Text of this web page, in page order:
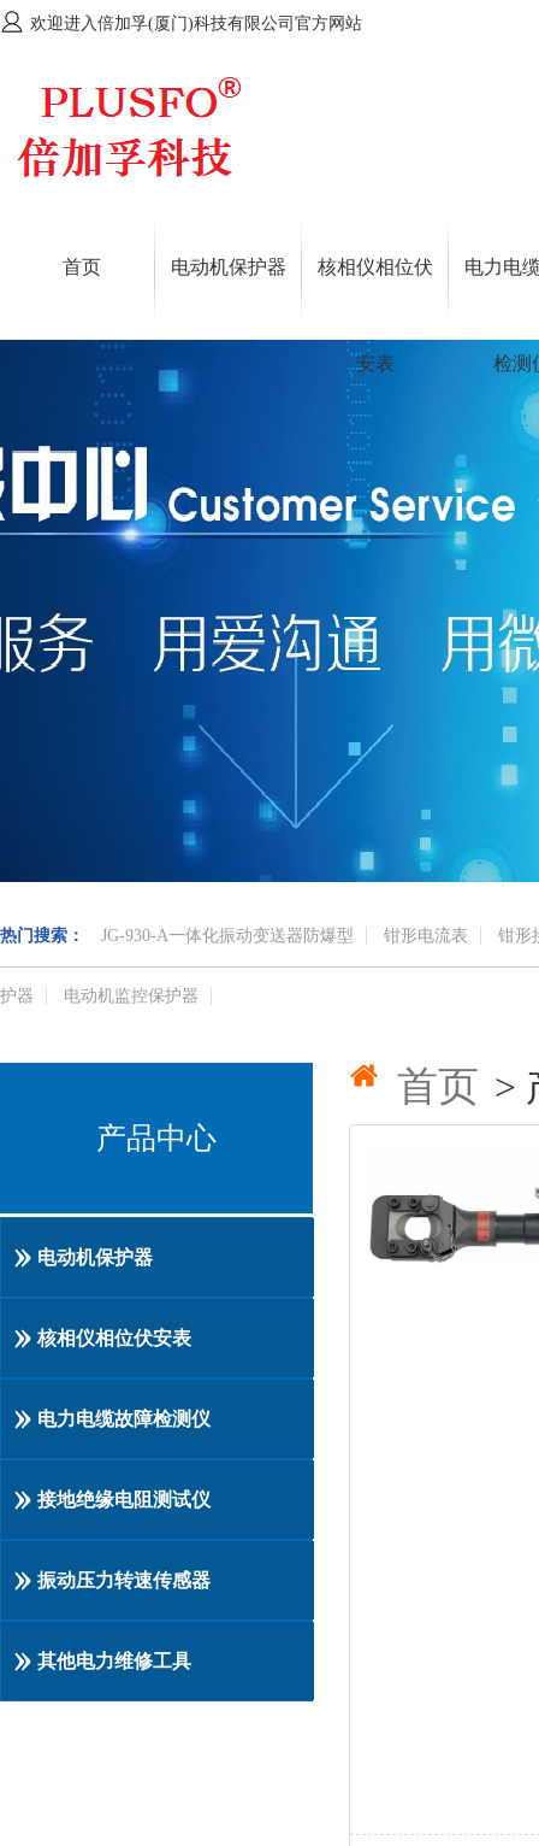
欢迎进入倍加孚(厦门)科技有限公司官方网站
首页 电动机保护器 核相仪相位伏
安表
电力电
检测
热门搜索： JG-930-A一体化振动变送器防爆型 钳形电流表 钳形
护器 电动机监控保护器
产品中心
电动机保护器
核相仪相位伏安表
电力电缆故障检测仪
接地绝缘电阻测试仪
振动压力转速传感器
其他电力维修工具
首页 >